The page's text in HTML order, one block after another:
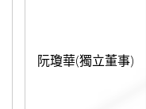
阮瓊華(獨立董事)